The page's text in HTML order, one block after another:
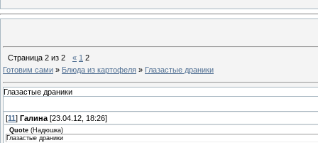
Страница 2 из 2 « 1 2
Готовим сами » Блюда из картофеля » Глазастые драники
Глазастые драники
[11 ] Галина [23.04.12, 18:26]
Quote (Надюшка)
Глазастые драники